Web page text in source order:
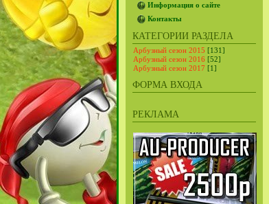
Информация о сайте
Контакты
КАТЕГОРИИ РАЗДЕЛА
Арбузный сезон 2015 [131]
Арбузный сезон 2016 [52]
Арбузный сезон 2017 [1]
ФОРМА ВХОДА
РЕКЛАМА